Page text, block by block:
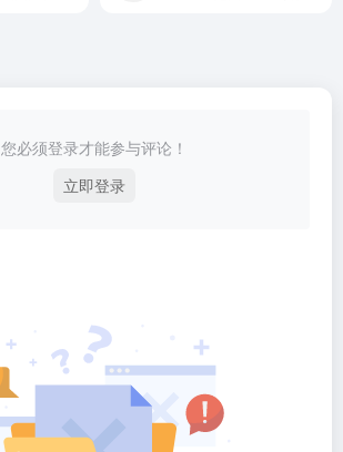
您必须登录才能参与评论！
立即登录